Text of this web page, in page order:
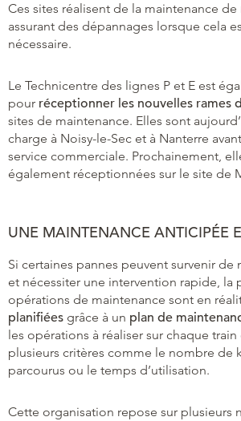
Ces sites réalisent de la maintenance de
assurant des dépannages lorsque cela
nécessaire.
Le Technicentre des lignes P et E est
pour réceptionner les nouvelles rames
sites de maintenance. Elles sont
charge à Noisy-le-Sec et à Nanterre
service commerciale. Prochainement,
également réceptionnées sur le site de
UNE MAINTENANCE ANTICIPÉE
Si certaines pannes peuvent survenir de
et nécessiter une intervention rapide, la
opérations de maintenance sont en
planifiées grâce à un plan de
les opérations à réaliser sur chaque
plusieurs critères comme le nombre de
parcourus ou le temps d’utilisation.
Cette organisation repose sur plusieurs